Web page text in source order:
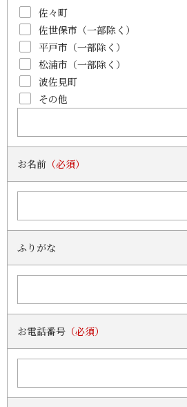
佐々町
佐世保市（一部除く）
平戸市（一部除く）
松浦市（一部除く）
波佐見町
その他
お名前 （必須）
ふりがな
お電話番号 （必須）